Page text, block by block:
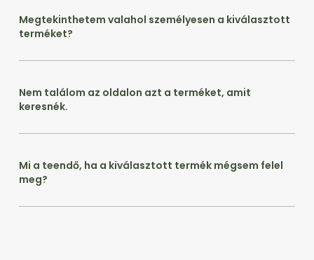
Megtekinthetem valahol személyesen a kiválasztott
terméket?
Nem találom az oldalon azt a terméket, amit
keresnék.
Mi a teendő, ha a kiválasztott termék mégsem felel
meg?